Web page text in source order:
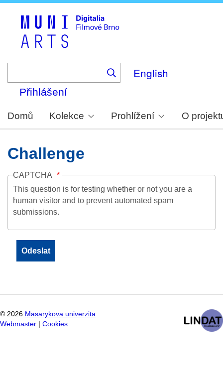
English
Přihlášení
Domů Kolekce Prohlížení O
Challenge
CAPTCHA
This question is for testing whether or not you are a
human visitor and to prevent automated spam
submissions.
© 2026 Masarykova univerzita
Webmaster
Cookies